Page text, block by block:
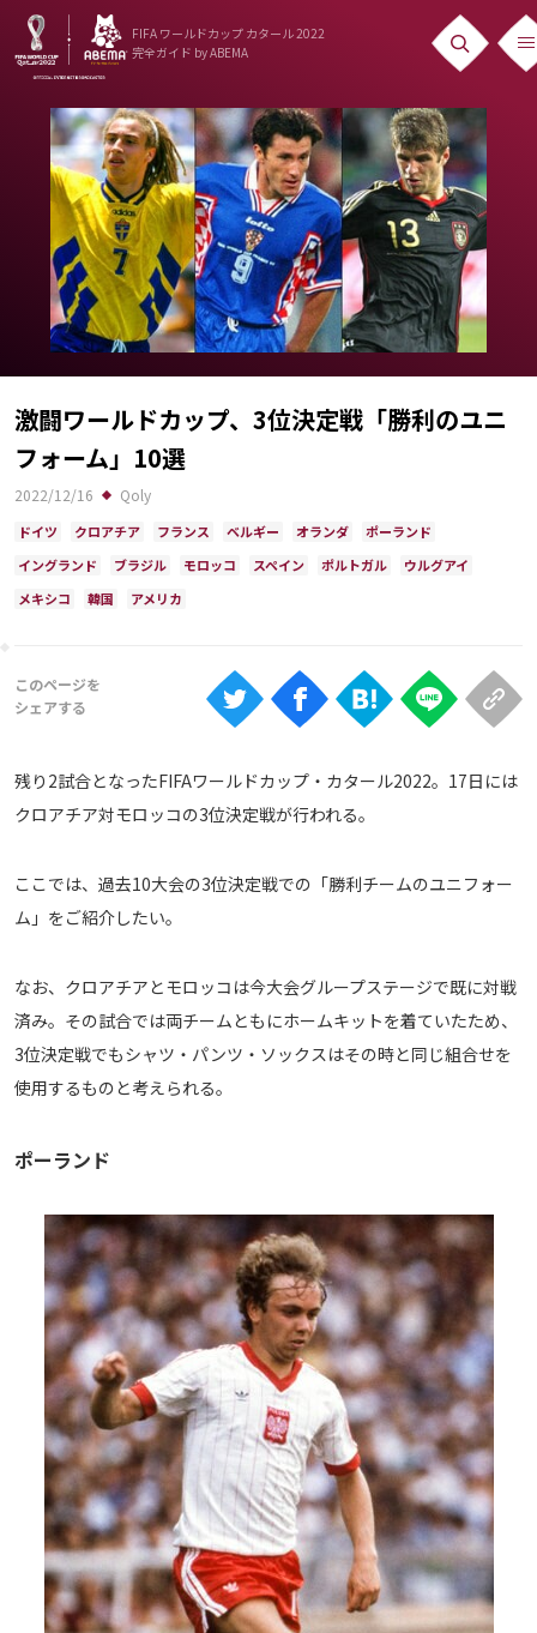
FIFA ワールドカップ カタール 2022
完全ガイド by ABEMA
ニュース
News
出場国
Teams
日本代表
日程・結果
Schedule
ランキング
大会について
iOS Apps
TV
メディアアライアンス
激闘ワールドカップ、3位決定戦「勝利のユニ
フォーム」10選
2022/12/16 Qoly
ドイツ クロアチア フランス ベルギー オランダ
ポーランド
イングランド
ブラジル モロッコ スペイン ポルトガル
ウルグアイ
メキシコ
韓国 アメリカ
残り2試合となったFIFAワールドカップ・カタール2022。17日には
クロアチア対モロッコの3位決定戦が行われる。
ここでは、過去10大会の3位決定戦での「勝利チームのユニフォー
ム」をご紹介したい。
なお、クロアチアとモロッコは今大会グループステージで既に対戦
済み。その試合では両チームともにホームキットを着ていたため、
3位決定戦でもシャツ・パンツ・ソックスはその時と同じ組合せを
使用するものと考えられる。
ポーランド